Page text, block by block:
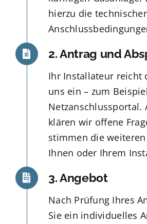
hierzu die
2. Antrag und
Ihr Installateur reicht
uns ein – zum
Netzanschlussportal.
klären wir offene
stimmen die
Ihnen oder Ihrem
3. Angebot
Nach Prüfung Ihres
Sie ein individuelles